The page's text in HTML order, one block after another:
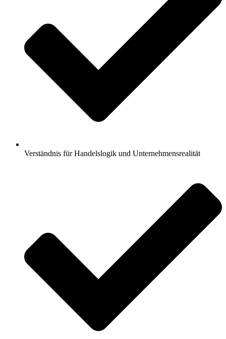
Verständnis für Handelslogik und Unternehmensrealität